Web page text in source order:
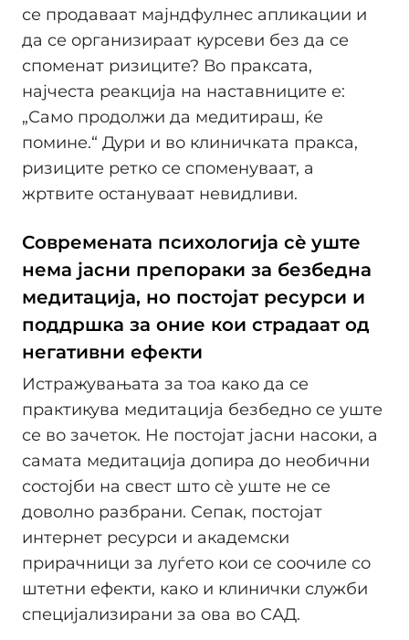
се продаваат мајндфулнес апликации и
да се организираат курсеви без да се
споменат ризиците? Во праксата,
најчеста реакција на наставниците е:
„Само продолжи да медитираш, ќе
помине.“ Дури и во клиничката пракса,
ризиците ретко се споменуваат, а
жртвите остануваат невидливи.
Современата психологија сè уште
нема јасни препораки за безбедна
медитација, но постојат ресурси и
поддршка за оние кои страдаат од
негативни ефекти
Истражувањата за тоа како да се
практикува медитација безбедно се уште
се во зачеток. Не постојат јасни насоки, а
самата медитација допира до необични
состојби на свест што сè уште не се
доволно разбрани. Сепак, постојат
интернет ресурси и академски
прирачници за луѓето кои се соочиле со
штетни ефекти, како и клинички служби
специјализирани за ова во САД.